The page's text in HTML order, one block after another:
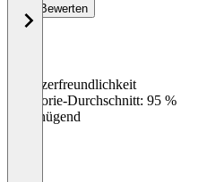
Bewerten
Benutzerfreundlichkeit
Kategorie-Durchschnitt: 95 %
Ungenügend